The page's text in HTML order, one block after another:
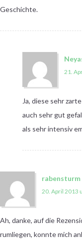
Geschichte.
21.
Ja, diese sehr
auch sehr gut
als sehr intensiv
rabensturm
20. April 2013
Ah, danke, auf die
rumliegen, konnte mich